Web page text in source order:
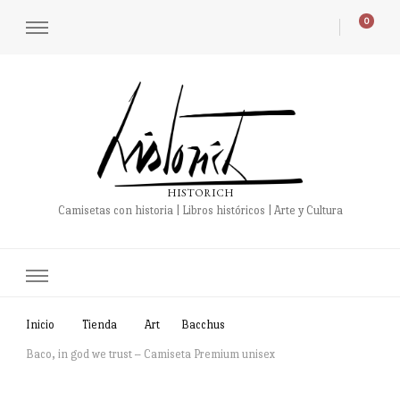
0
HISTORICH
Camisetas con historia | Libros históricos | Arte y Cultura
Inicio Tienda Art Bacchus
Baco, in god we trust – Camiseta Premium unisex